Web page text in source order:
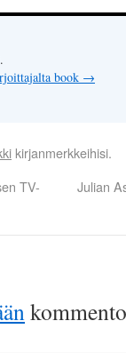
book →
kirjanmerkkeihisi.
TV-
Julian